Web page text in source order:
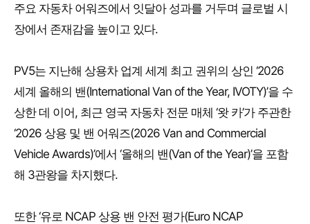
주요 자동차 어워즈에서 잇달아 성과를 거두며 글로벌 시
장에서 존재감을 높이고 있다.
PV5는 지난해 상용차 업계 세계 최고 권위의 상인 ‘2026
세계 올해의 밴(International Van of the Year, IVOTY)’을 수
상한 데 이어, 최근 영국 자동차 전문 매체 ‘왓 카’가 주관한
‘2026 상용 및 밴 어워즈(2026 Van and Commercial
Vehicle Awards)’에서 ‘올해의 밴(Van of the Year)’을 포함
해 3관왕을 차지했다.
또한 ‘유로 NCAP 상용 밴 안전 평가(Euro NCAP